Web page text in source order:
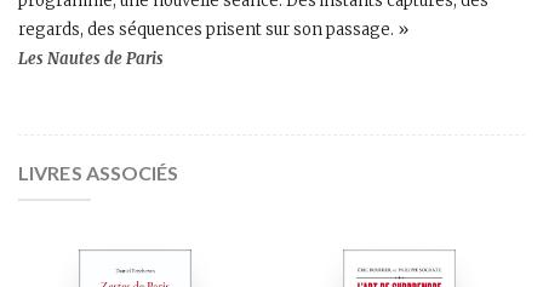
regards, des séquences prisent sur son passage. »
Les Nautes de Paris
LIVRES ASSOCIÉS